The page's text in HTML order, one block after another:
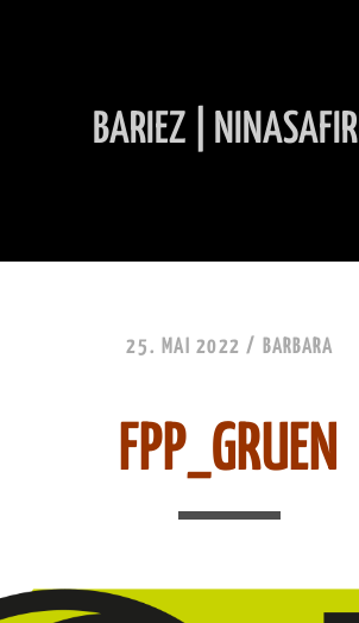
25. MAI 2022 / BARBARA
FPP_GRUEN
BARIEZ | NINASAFIRI